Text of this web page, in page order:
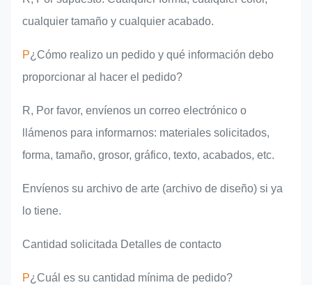
cualquier tamaño y cualquier acabado.
P¿Cómo realizo un pedido y qué información debo
proporcionar al hacer el pedido?
R, Por favor, envíenos un correo electrónico o
llámenos para informarnos: materiales solicitados,
forma, tamaño, grosor, gráfico, texto, acabados, etc.
Envíenos su archivo de arte (archivo de diseño) si ya
lo tiene.
Cantidad solicitada Detalles de contacto
P¿Cuál es su cantidad mínima de pedido?